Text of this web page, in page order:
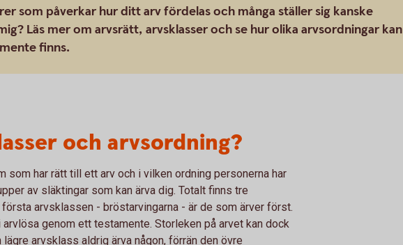
som påverkar hur ditt arv fördelas och många ställer sig kanske
Läs mer om arvsrätt, arvsklasser och se hur olika arvsordningar kan
finns.
och arvsordning?
som har rätt till ett arv och i vilken ordning personerna har
av släktingar som kan ärva dig. Totalt finns tre
arvsklassen - bröstarvingarna - är de som ärver först.
genom ett testamente. Storleken på arvet kan dock
arvsklass aldrig ärva någon, förrän den övre